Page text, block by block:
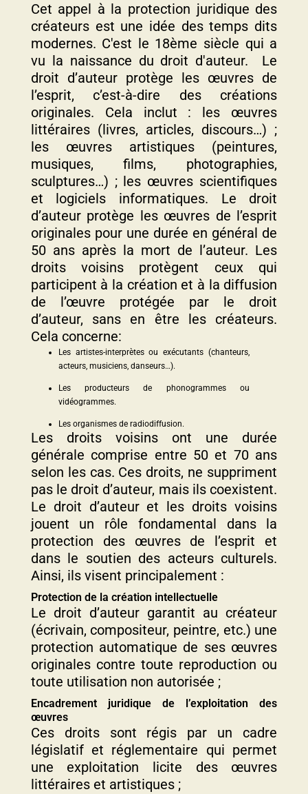
Cet appel à la protection juridique des
créateurs est une idée des temps dits
modernes. C'est le 18ème siècle qui a
vu la naissance du droit d'auteur. Le
droit d’auteur protège les œuvres de
l’esprit, c’est-à-dire des créations
originales. Cela inclut : les œuvres
littéraires (livres, articles, discours…) ;
les œuvres artistiques (peintures,
musiques, films, photographies,
sculptures…) ; les œuvres scientifiques
et logiciels informatiques. Le droit
d’auteur protège les œuvres de l’esprit
originales pour une durée en général de
50 ans après la mort de l’auteur. Les
droits voisins protègent ceux qui
participent à la création et à la diffusion
de l’œuvre protégée par le droit
d’auteur, sans en être les créateurs.
Cela concerne:
Les artistes-interprètes ou exécutants (chanteurs,
acteurs, musiciens, danseurs…).
Les producteurs de phonogrammes ou
vidéogrammes.
Les organismes de radiodiffusion.
Les droits voisins ont une durée
générale comprise entre 50 et 70 ans
selon les cas. Ces droits, ne suppriment
pas le droit d’auteur, mais ils coexistent.
Le droit d’auteur et les droits voisins
jouent un rôle fondamental dans la
protection des œuvres de l’esprit et
dans le soutien des acteurs culturels.
Ainsi, ils visent principalement :
Protection de la création intellectuelle
Le droit d’auteur garantit au créateur
(écrivain, compositeur, peintre, etc.) une
protection automatique de ses œuvres
originales contre toute reproduction ou
toute utilisation non autorisée ;
Encadrement juridique de l’exploitation des
œuvres
Ces droits sont régis par un cadre
législatif et réglementaire qui permet
une exploitation licite des œuvres
littéraires et artistiques ;